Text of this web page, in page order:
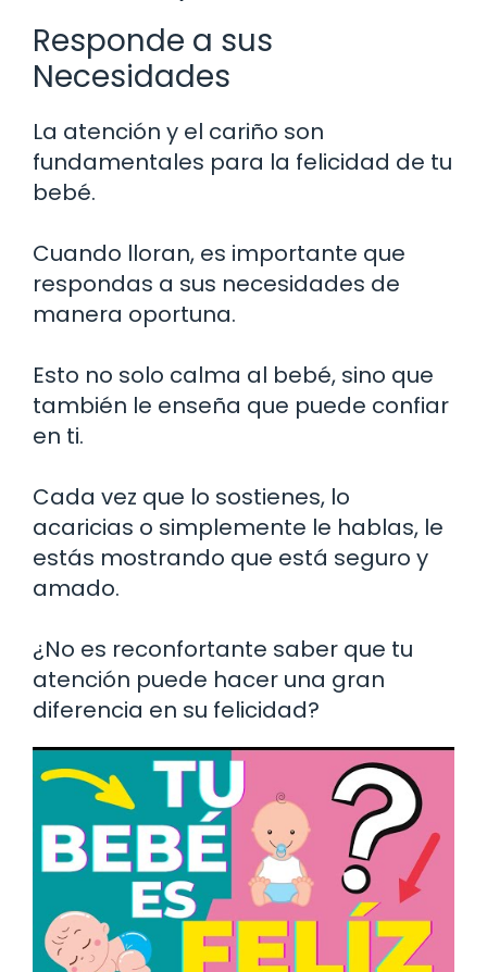
Responde a sus
Necesidades
La atención y el cariño son
fundamentales para la felicidad de tu
bebé.
Cuando lloran, es importante que
respondas a sus necesidades de
manera oportuna.
Esto no solo calma al bebé, sino que
también le enseña que puede confiar
en ti.
Cada vez que lo sostienes, lo
acaricias o simplemente le hablas, le
estás mostrando que está seguro y
amado.
¿No es reconfortante saber que tu
atención puede hacer una gran
diferencia en su felicidad?